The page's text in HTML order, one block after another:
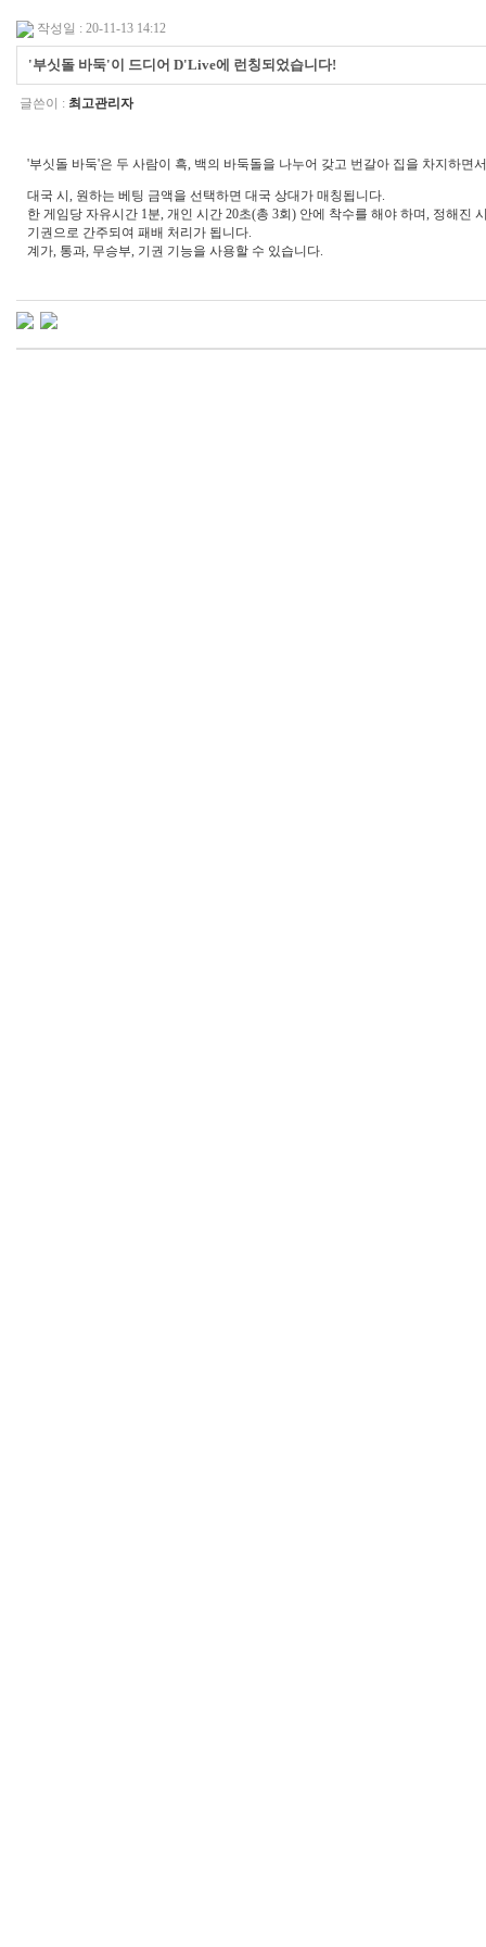
작성일 : 20-11-13 14:12
'부싯돌 바둑'이 드디어 D'Live에 런칭되었습니다!
글쓴이 : 최고관리자
'부싯돌 바둑'은 두 사람이 흑, 백의 바둑돌을 나누어 갖고 번갈아 집을 차지하면
대국 시, 원하는 베팅 금액을 선택하면 대국 상대가 매칭됩니다.
한 게임당 자유시간 1분, 개인 시간 20초(총 3회) 안에 착수를 해야 하며, 정해진
기권으로 간주되여 패배 처리가 됩니다.
계가, 통과, 무승부, 기권 기능을 사용할 수 있습니다.